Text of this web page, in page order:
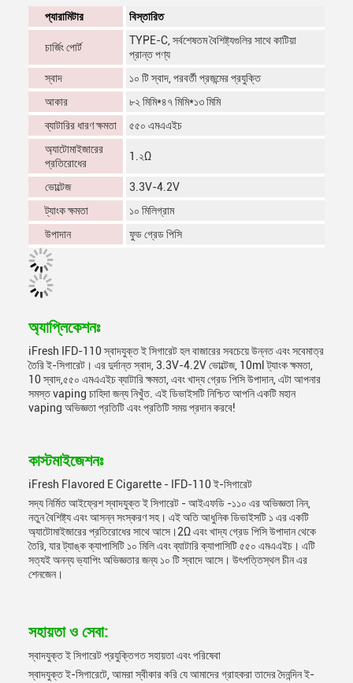
প্যারামিটার বিস্তারিত
চার্জিং পোর্ট
TYPE-C, সর্বশেষতম বৈশিষ্ট্যগুলির সাথে কাটিয়া
প্রান্ত পণ্য
স্বাদ
১০ টি স্বাদ, পরবর্তী প্রজন্মের প্রযুক্তি
আকার
৮২ মিমি*৪৭ মিমি*১৩ মিমি
ব্যাটারির ধারণ ক্ষমতা
৫৫০ এমএএইচ
অ্যাটোমাইজারের
প্রতিরোধের
1.২Ω
ভোল্টেজ
3.3V-4.2V
ট্যাংক ক্ষমতা
১০ মিলিগ্রাম
উপাদান
ফুড গ্রেড পিসি
অ্যাপ্লিকেশনঃ
iFresh IFD-110 স্বাদযুক্ত ই সিগারেট হল বাজারের সবচেয়ে উন্নত এবং সবেমাত্র
তৈরি ই-সিগারেট। এর দুর্দান্ত স্বাদ, 3.3V-4.2V ভোল্টেজ, 10ml ট্যাংক ক্ষমতা,
10 স্বাদ,৫৫০ এমএএইচ ব্যাটারি ক্ষমতা, এবং খাদ্য গ্রেড পিসি উপাদান, এটা আপনার
সমস্ত vaping চাহিদা জন্য নিখুঁত. এই ডিভাইসটি নিশ্চিত আপনি একটি মহান
vaping অভিজ্ঞতা প্রতিটি এবং প্রতিটি সময় প্রদান করবে!
কাস্টমাইজেশনঃ
iFresh Flavored E Cigarette - IFD-110 ই-সিগারেট
সদ্য নির্মিত আইফ্রেশ স্বাদযুক্ত ই সিগারেট - আইএফডি -১১০ এর অভিজ্ঞতা নিন,
নতুন বৈশিষ্ট্য এবং আসন্ন সংস্করণ সহ। এই অতি আধুনিক ডিভাইসটি ১ এর একটি
অ্যাটোমাইজারের প্রতিরোধের সাথে আসে।2Ω এবং খাদ্য গ্রেড পিসি উপাদান থেকে
তৈরি, যার ট্যাঙ্ক ক্যাপাসিটি ১০ মিলি এবং ব্যাটারি ক্যাপাসিটি ৫৫০ এমএএইচ। এটি
সত্যই অনন্য ভ্যাপিং অভিজ্ঞতার জন্য ১০ টি স্বাদে আসে। উৎপত্তিস্থল চীন এর
শেনজেন।
সহায়তা ও সেবা:
স্বাদযুক্ত ই সিগারেট প্রযুক্তিগত সহায়তা এবং পরিষেবা
স্বাদযুক্ত ই-সিগারেটে, আমরা স্বীকার করি যে আমাদের গ্রাহকরা তাদের দৈনন্দিন ই-